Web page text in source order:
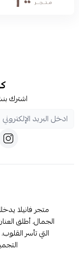
اشترك
متجر فانيلا
الجمال. أطلق
التي تأسر